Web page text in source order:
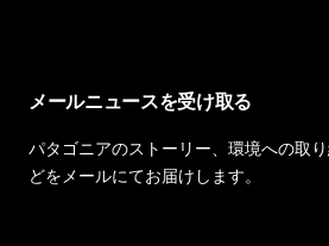
メールニュースを受け取る
パタゴニアのストーリー、環境への取
どをメールにてお届けします。